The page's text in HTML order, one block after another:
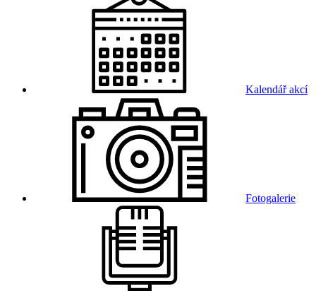
Kalendář akcí
Fotogalerie